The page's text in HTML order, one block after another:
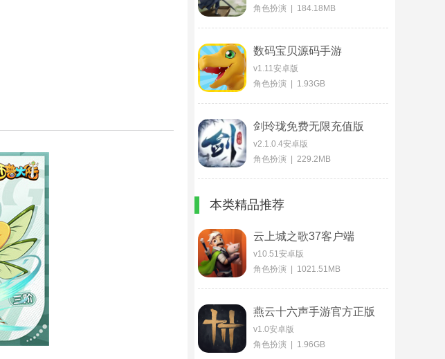
角色扮演 | 184.18MB
数码宝贝源码手游
v1.11安卓版
角色扮演 | 1.93GB
剑玲珑免费无限充值版
v2.1.0.4安卓版
角色扮演 | 229.2MB
本类精品推荐
云上城之歌37客户端
v10.51安卓版
角色扮演 | 1021.51MB
燕云十六声手游官方正版
v1.0安卓版
角色扮演 | 1.96GB